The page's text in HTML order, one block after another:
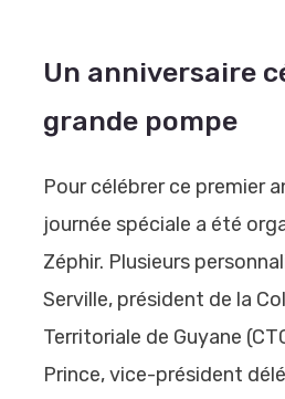
Un anniversaire
grande pompe
Pour célébrer ce premier
journée spéciale a été
Zéphir. Plusieurs
Serville, président de la
Territoriale de Guyane
Prince, vice-président